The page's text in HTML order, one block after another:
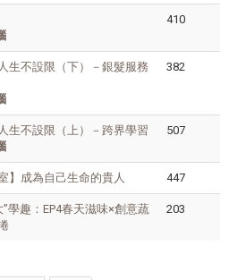
410
生不設限（下）－銀髮服務
382
生不設限（上）－跨界學習
507
】成為自己生命的貴人 447
”學趣：EP4春天滋味×創意蔬
203